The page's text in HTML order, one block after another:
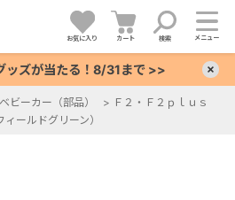
お気に入り カート 検索 メニュー
ッズが当たる！8/31まで >>
ベビーカー（部品） > Ｆ２・Ｆ２ｐｌｕｓ
ールドグリーン）